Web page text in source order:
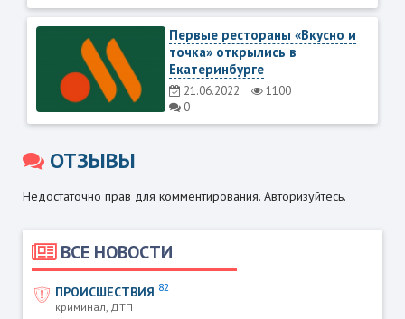
ВСЕ НОВОСТИ
ПРОИСШЕСТВИЯ 82
криминал, ДТП
Первые рестораны «Вкусно и
точка» открылись в
Екатеринбурге
21.06.2022
1100
0
ОТЗЫВЫ
Недостаточно прав для комментирования. Авторизуйтесь.